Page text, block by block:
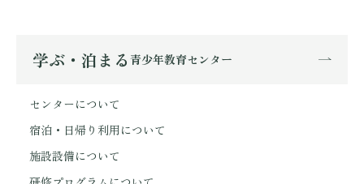
学ぶ・泊まる 青少年教育センター
センターについて
宿泊・日帰り利用について
施設設備について